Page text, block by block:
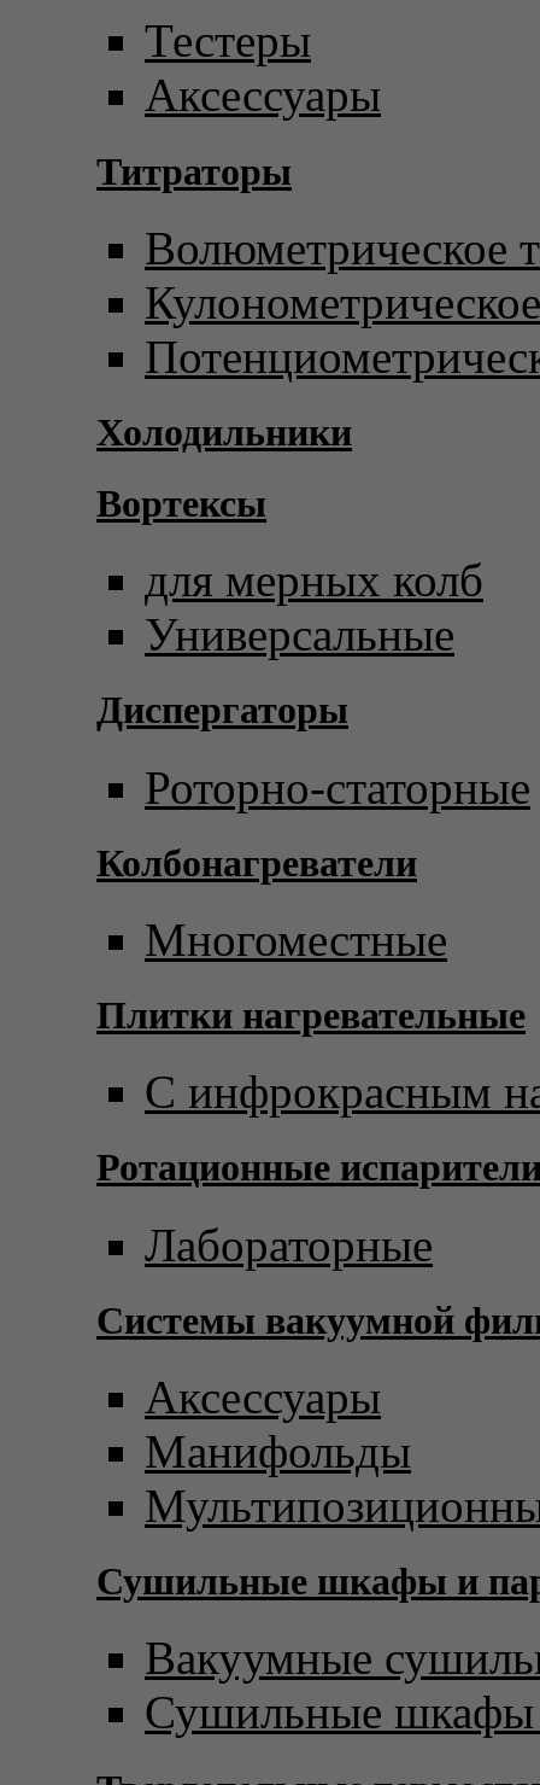
Тестеры
Аксессуары
Титраторы
Волюметрическое
Холодильники
Вортексы
для мерных колб
Универсальные
Диспергаторы
Роторно-статорные
Колбонагреватели
Многоместные
Плитки нагревательные
С инфрокрасным
Ротационные
Лабораторные
Системы вакуумной
Аксессуары
Манифольды
Сушильные шкафы и
Вакуумные
Сушильные шкафы